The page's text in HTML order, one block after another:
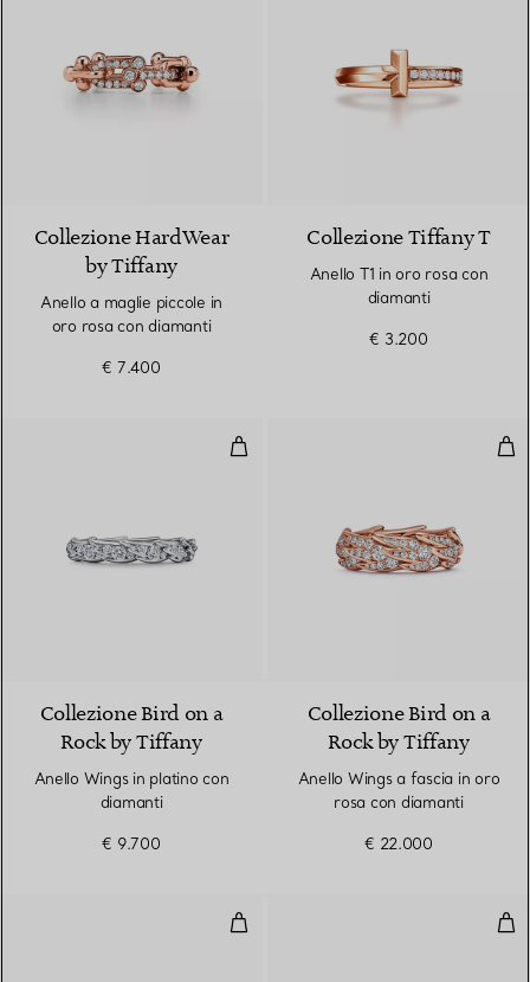
Collezione HardWear
by Tiffany
Anello a maglie piccole in
oro rosa con diamanti
€ 7.400
Collezione Tiffany T
Anello T1 in oro rosa con
diamanti
€ 3.200
Anello Wings in platino con
Collezione Bird on a
Rock by Tiffany
Anello Wings in platino con
diamanti
€ 9.700
Collezione Bird on a
Rock by Tiffany
Anello Wings a fascia in oro
rosa con diamanti
€ 22.000
Fedina abbinabile